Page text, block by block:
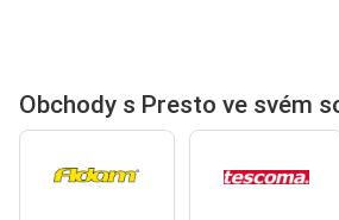
Obchody s Presto ve svém